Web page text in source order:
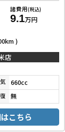
諸費用(税込)
9.1万円
)
店
660cc
無
こちら